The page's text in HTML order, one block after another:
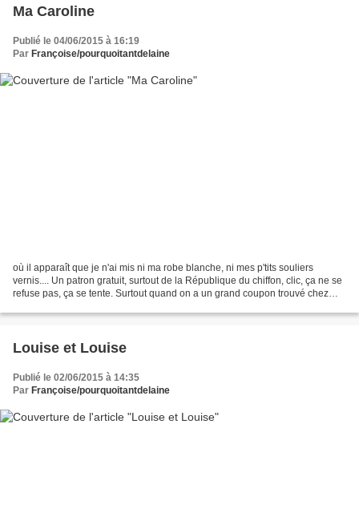
Ma Caroline
Publié le 04/06/2015 à 16:19
Par Françoise/pourquoitantdelaine
où il apparaît que je n'ai mis ni ma robe blanche, ni mes p'tits souliers
vernis.... Un patron gratuit, surtout de la République du chiffon, clic, ça ne se
refuse pas, ça se tente. Surtout quand on a un grand coupon trouvé chez
Louise et Louise
Publié le 02/06/2015 à 14:35
Par Françoise/pourquoitantdelaine